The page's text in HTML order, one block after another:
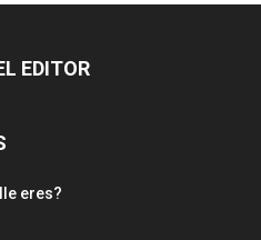
EDITOR
eres?